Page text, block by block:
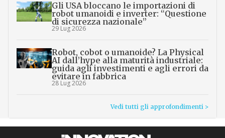
Gli USA bloccano le importazioni di
robot umanoidi e inverter: “Questione
di sicurezza nazionale”
29 Lug 2026
Robot, cobot o umanoide? La Physical
AI dall’hype alla maturità industriale:
guida agli investimenti e agli errori da
evitare in fabbrica
28 Lug 2026
Vedi tutti gli approfondimenti >